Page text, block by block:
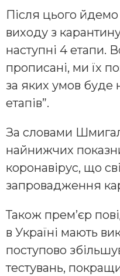
Після цього
виходу з
наступні 4 етапи.
прописані, ми їх
за яких умов буде
етапів”.
За словами
найнижчих
коронавірус, що
запровадження
Також прем’єр
в Україні мають
поступово
тестувань,